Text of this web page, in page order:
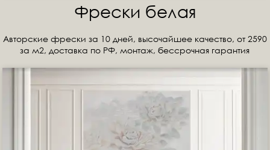
Фрески белая
Авторские фрески за 10 дней, высочайшее качество, от 2590
за м2, доставка по РФ, монтаж, бессрочная гарантия